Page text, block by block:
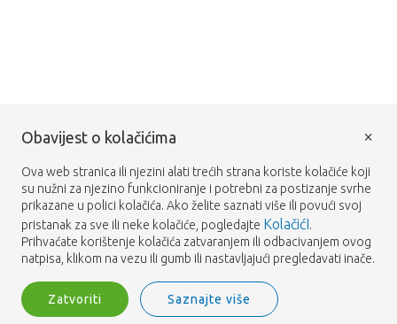
Obavijest o kolačićima
Ova web stranica ili njezini alati trećih strana koriste kolačiće koji
su nužni za njezino funkcioniranje i potrebni za postizanje svrhe
prikazane u polici kolačića. Ako želite saznati više ili povući svoj
pristanak za sve ili neke kolačiće, pogledajte KolačićI.
Prihvaćate korištenje kolačića zatvaranjem ili odbacivanjem ovog
natpisa, klikom na vezu ili gumb ili nastavljajući pregledavati inače.
Zatvoriti Saznajte više
×